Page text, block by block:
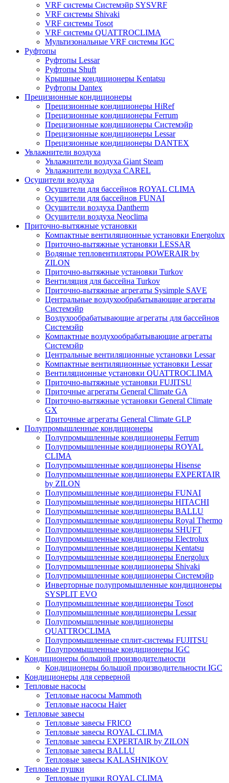
VRF системы Системэйр SYSVRF
VRF системы Shivaki
VRF системы Tosot
VRF системы QUATTROCLIMA
Мультизональные VRF системы IGC
Руфтопы
Руфтопы Lessar
Руфтопы Shuft
Крышные кондиционеры Kentatsu
Руфтопы Dantex
Прецизионные кондиционеры
Прецизионные кондиционеры HiRef
Прецизионные кондиционеры Ferrum
Прецизионные кондиционеры Системэйр
Прецизионные кондиционеры Lessar
Прецизионные кондиционеры DANTEX
Увлажнители воздуха
Увлажнители воздуха Giant Steam
Увлажнители воздуха CAREL
Осушители воздуха
Осушители для бассейнов ROYAL CLIMA
Осушители для бассейнов FUNAI
Осушители воздуха Dantherm
Осушители воздуха Neoclima
Приточно-вытяжные установки
Компактные вентиляционные установки Energolux
Приточно-вытяжные установки LESSAR
Водяные тепловентиляторы POWERAIR by
ZILON
Приточно-вытяжные установки Turkov
Вентиляция для бассейна Turkov
Приточно-вытяжные агрегаты Sysimple SAVE
Центральные воздухообрабатывающие агрегаты
Системэйр
Воздухообрабатывающие агрегаты для бассейнов
Системэйр
Компактные воздухообрабатывающие агрегаты
Системэйр
Центральные вентиляционные установки Lessar
Компактные вентиляционные установки Lessar
Вентиляционные установки QUATTROCLIMA
Приточно-вытяжные установки FUJITSU
Приточные агрегаты General Climate GA
Приточно-вытяжные установки General Climate
GX
Приточные агрегаты General Climate GLP
Полупромышленные кондиционеры
Полупромышленные кондиционеры Ferrum
Полупромышленные кондиционеры ROYAL
CLIMA
Полупромышленные кондиционеры Hisense
Полупромышленные кондиционеры EXPERTAIR
by ZILON
Полупромышленные кондиционеры FUNAI
Полупромышленные кондиционеры HITACHI
Полупромышленные кондиционеры BALLU
Полупромышленные кондиционеры Royal Thermo
Полупромышленные кондиционеры SHUFT
Полупромышленные кондиционеры Electrolux
Полупромышленные кондиционеры Kentatsu
Полупромышленные кондиционеры Energolux
Полупромышленные кондиционеры Shivaki
Полупромышленные кондиционеры Системэйр
Инверторные полупромышленные кондиционеры
SYSPLIT EVO
Полупромышленные кондиционеры Tosot
Полупромышленные кондиционеры Lessar
Полупромышленные кондиционеры
QUATTROCLIMA
Полупромышленные сплит-системы FUJITSU
Полупромышленные кондиционеры IGC
Кондиционеры большой производительности
Кондиционеры большой производительности IGC
Кондиционеры для серверной
Тепловые насосы
Тепловые насосы Mammoth
Тепловые насосы Haier
Тепловые завесы
Тепловые завесы FRICO
Тепловые завесы ROYAL CLIMA
Тепловые завесы EXPERTAIR by ZILON
Тепловые завесы BALLU
Тепловые завесы KALASHNIKOV
Тепловые пушки
Тепловые пушки ROYAL CLIMA